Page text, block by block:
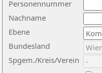
Nachname
Ebene
Personennummer
Bundesland
Spgem./Kreis/Verein